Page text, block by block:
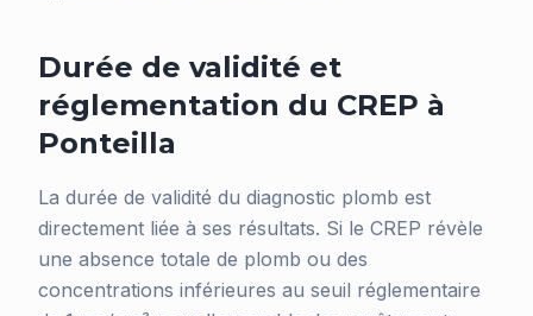
Durée de validité et
réglementation du CREP à
Ponteilla
La durée de validité du diagnostic plomb est
directement liée à ses résultats. Si le CREP révèle
une absence totale de plomb ou des
concentrations inférieures au seuil réglementaire